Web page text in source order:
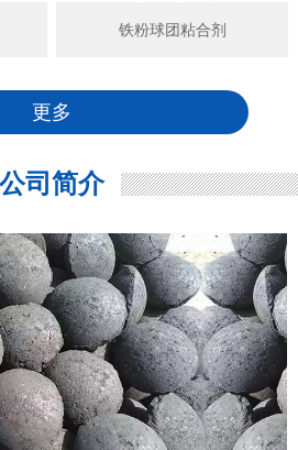
铁粉球团粘合剂
更多
公司简介